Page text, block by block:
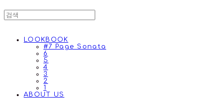
LOOKBOOK
#7 Page Sonata
6
5
4
3
2
1
ABOUT US